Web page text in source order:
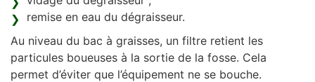
remise en eau du dégraisseur.
Au niveau du bac à graisses, un filtre retient les
particules boueuses à la sortie de la fosse. Cela
permet d’éviter que l’équipement ne se bouche.